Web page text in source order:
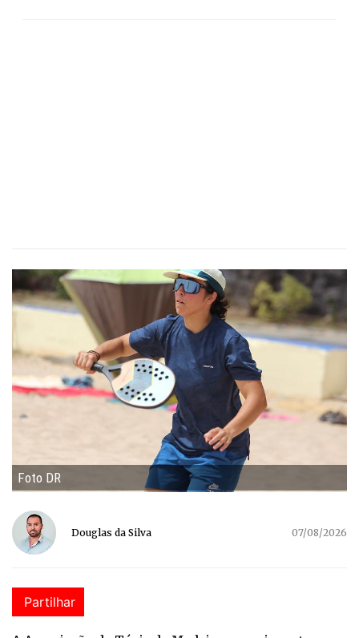
Foto DR
Douglas da Silva 07/08/2026
Partilhar